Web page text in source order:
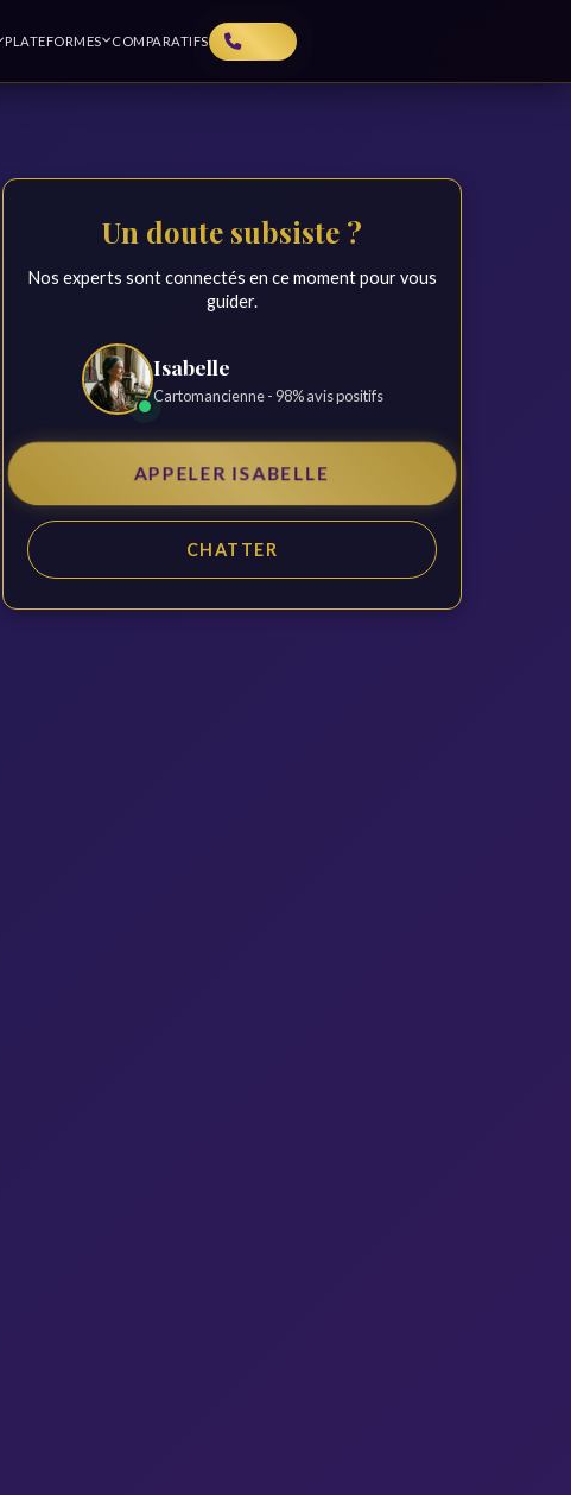
PLATEFORMES COMPARATIFS
Un doute subsiste ?
Nos experts sont connectés en ce moment pour vous
guider.
Isabelle
Cartomancienne - 98% avis positifs
APPELER ISABELLE
CHATTER